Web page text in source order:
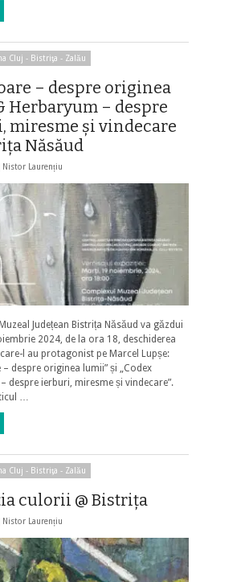
Cluj - Bistriţa - Zalău
– despre originea
Herbaryum – despre
miresme și vindecare
Năsăud
Nistor Laurențiu
Județean Bistrița Năsăud va găzdui
2024, de la ora 18, deschiderea
l au protagonist pe Marcel Lupșe:
– despre originea lumii” și „Codex
despre ierburi, miresme și vindecare”.
…
Cluj - Bistriţa - Zalău
culorii @ Bistriţa
Nistor Laurențiu